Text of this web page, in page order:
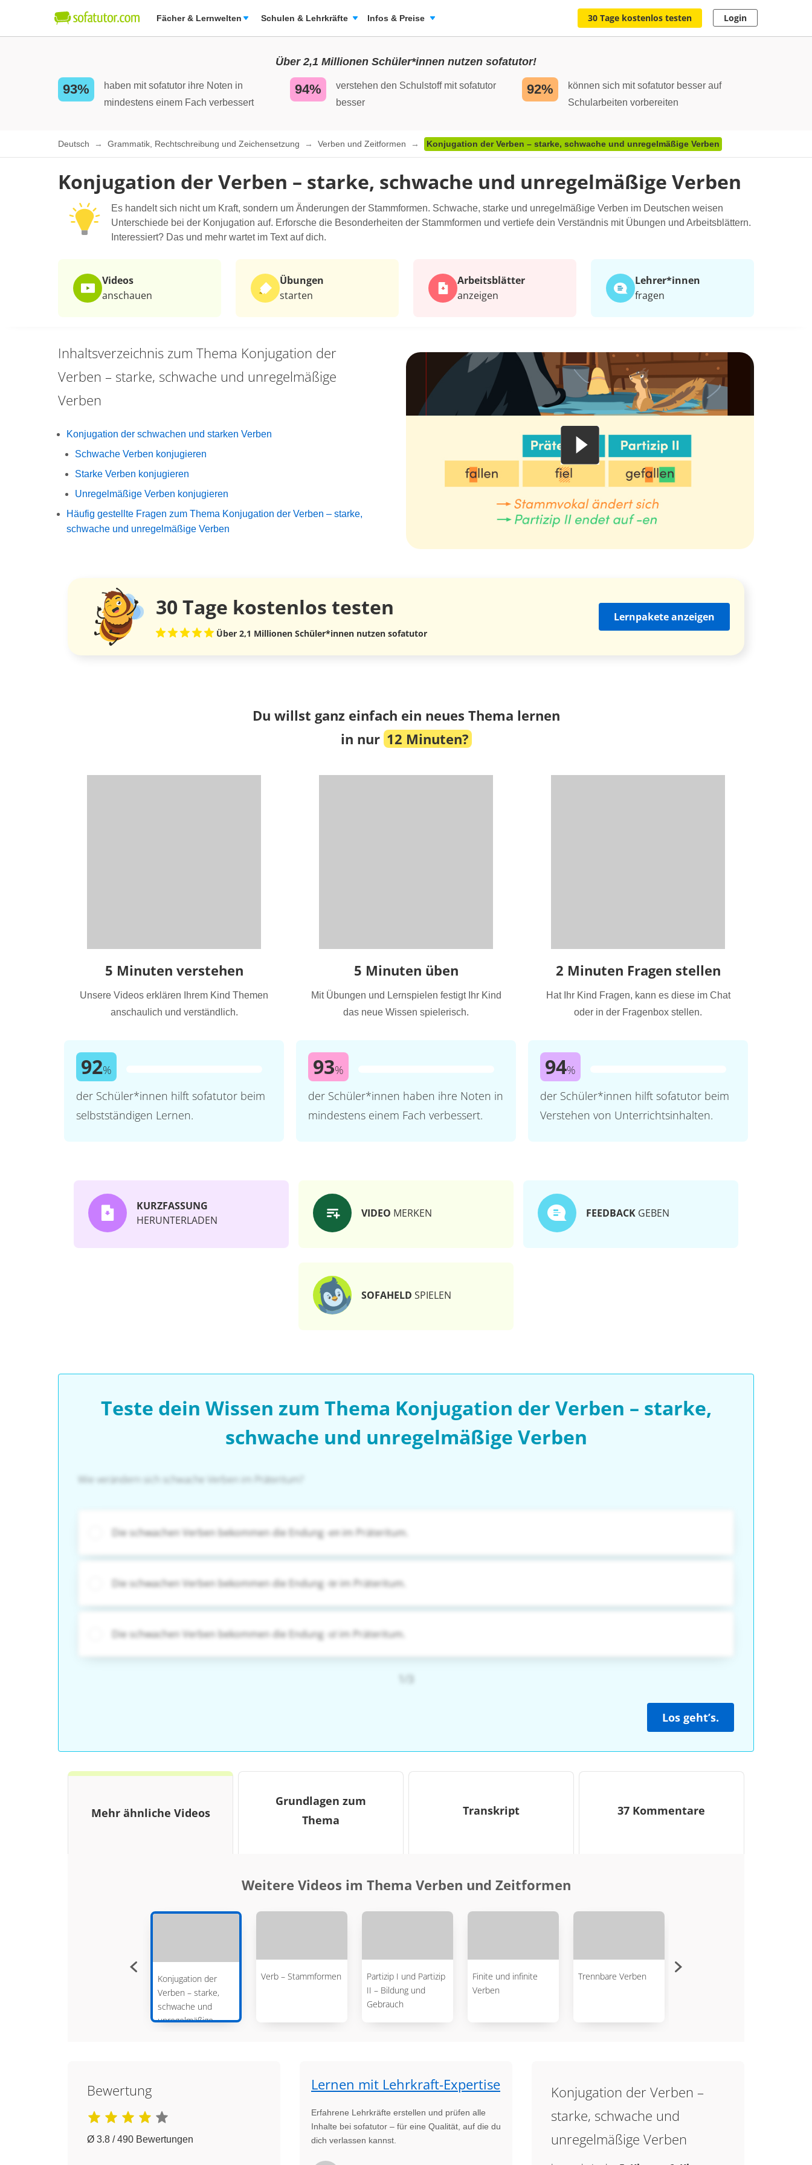
Fächer & Lernwelten Schulen & Lehrkräfte Infos & Preise 30 Tage kostenlos testen Login
Über 2,1 Millionen Schüler*innen nutzen sofatutor!
93%
haben mit sofatutor ihre Noten in
mindestens einem Fach verbessert
94%
verstehen den Schulstoff mit sofatutor
besser
92%
können sich mit sofatutor besser auf
Schularbeiten vorbereiten
Deutsch Grammatik, Rechtschreibung und Zeichensetzung Verben und Zeitformen Konjugation der Verben – starke, schwache und unregelmäßige Verben
Konjugation der Verben – starke, schwache und unregelmäßige Verben
Es handelt sich nicht um Kraft, sondern um Änderungen der Stammformen. Schwache, starke und unregelmäßige Verben im Deutschen weisen
Unterschiede bei der Konjugation auf. Erforsche die Besonderheiten der Stammformen und vertiefe dein Verständnis mit Übungen und Arbeitsblättern.
Interessiert? Das und mehr wartet im Text auf dich.
Videos
anschauen
Übungen
starten
Arbeits­blätter
anzeigen
Lehrer*​innen
fragen
Inhaltsverzeichnis zum Thema Konjugation der
Verben – starke, schwache und unregelmäßige
Verben
Konjugation der schwachen und starken Verben
Schwache Verben konjugieren
Starke Verben konjugieren
Unregelmäßige Verben konjugieren
Häufig gestellte Fragen zum Thema Konjugation der Verben – starke,
schwache und unregelmäßige Verben
30 Tage kostenlos testen
Über 2,1 Millionen Schüler*innen nutzen sofatutor
Lernpakete anzeigen
Du willst ganz einfach ein neues Thema lernen
in nur 12 Minuten?
5 Minuten verstehen
Unsere Videos erklären Ihrem Kind Themen
anschaulich und verständlich.
92%
der Schüler*innen hilft sofatutor beim
selbstständigen Lernen.
5 Minuten üben
Mit Übungen und Lernspielen festigt Ihr Kind
das neue Wissen spielerisch.
93%
der Schüler*innen haben ihre Noten in
mindestens einem Fach verbessert.
2 Minuten Fragen stellen
Hat Ihr Kind Fragen, kann es diese im Chat
oder in der Fragenbox stellen.
94%
der Schüler*innen hilft sofatutor beim
Verstehen von Unterrichtsinhalten.
KURZFASSUNG
HERUNTERLADEN
VIDEO MERKEN FEEDBACK GEBEN
SOFAHELD SPIELEN
Teste dein Wissen zum Thema Konjugation der Verben – starke,
schwache und unregelmäßige Verben
Wie verändern sich schwache Verben im Präteritum?
Die schwachen Verben bekommen die Endung -enim Präteritum.
Die schwachen Verben bekommen die Endung -te im Präteritum.
Die schwachen Verben bekommen die Endung -st im Präteritum.
Los geht’s.
Mehr ähnliche Videos
Grundlagen zum
Thema
Transkript 37 Kommentare
Weitere Videos im Thema Verben und Zeitformen
Konjugation der
Verben – starke,
schwache und
unregelmäßige
Verb – Stammformen
Partizip I und Partizip
II – Bildung und
Gebrauch
Finite und infinite
Verben
Trennbare Verben
Bewertung
Ø 3.8 / 490 Bewertungen
Lernen mit Lehrkraft-Expertise
Erfahrene Lehrkräfte erstellen und prüfen alle
Inhalte bei sofatutor – für eine Qualität, auf die du
dich verlassen kannst.
Konjugation der Verben –
starke, schwache und
unregelmäßige Verben